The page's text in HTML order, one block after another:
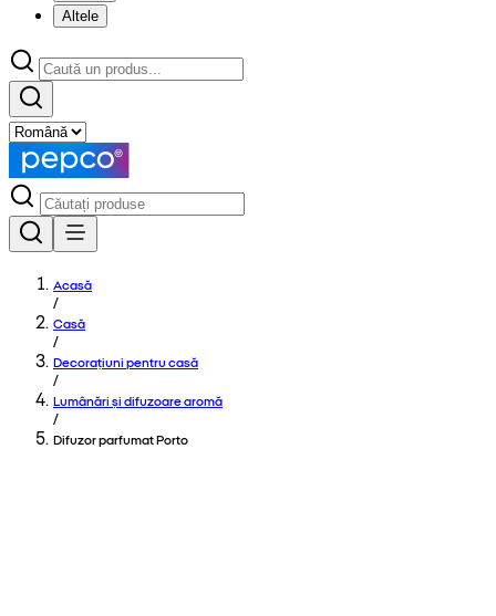
Altele
Acasă
/
Casă
/
Decorațiuni pentru casă
/
Lumânări și difuzoare aromă
/
Difuzor parfumat Porto